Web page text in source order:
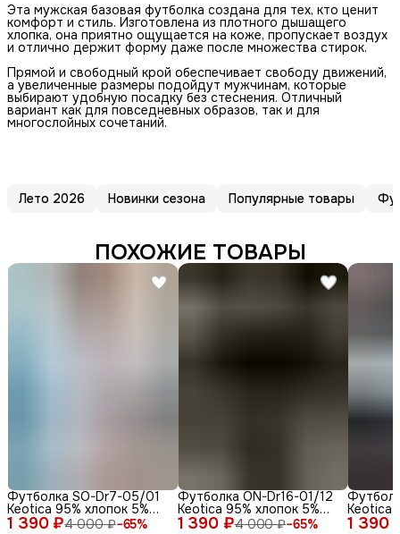
Эта мужская базовая футболка создана для тех, кто ценит
комфорт и стиль. Изготовлена из плотного дышащего
хлопка, она приятно ощущается на коже, пропускает воздух
и отлично держит форму даже после множества стирок.
Прямой и свободный крой обеспечивает свободу движений,
а увеличенные размеры подойдут мужчинам, которые
выбирают удобную посадку без стеснения. Отличный
вариант как для повседневных образов, так и для
многослойных сочетаний.
Лето 2026 Новинки сезона Популярные товары
ПОХОЖИЕ ТОВАРЫ
1 390 ₽4 000 ₽−65%
Футболка SO-Dr7-05/01
Keotica 95% хлопок 5%
лайкра белая 46 1 390 ₽4 000 ₽−65%
Футболка ON-Dr16-01/12
Keotica 95% хлопок 5%
лайкра черная 58 1 390
Keotica
лайкра,